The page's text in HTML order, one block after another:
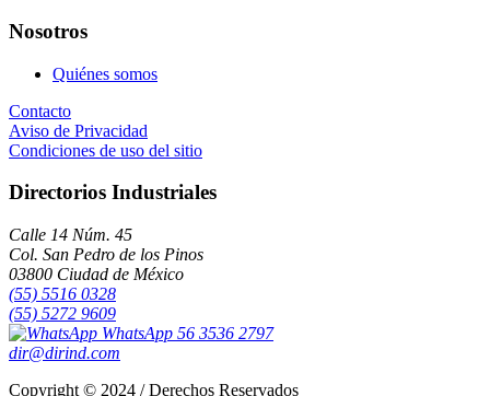
Nosotros
Quiénes somos
Contacto
Aviso de Privacidad
Condiciones de uso del sitio
Directorios Industriales
Calle 14 Núm. 45
Col. San Pedro de los Pinos
03800 Ciudad de México
(55) 5516 0328
(55) 5272 9609
WhatsApp 56 3536 2797
dir@dirind.com
Copyright © 2024 / Derechos Reservados